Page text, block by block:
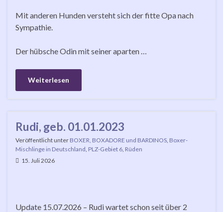
Mit anderen Hunden versteht sich der fitte Opa nach
Sympathie.
Der hübsche Odin mit seiner aparten …
Weiterlesen
Rudi, geb. 01.01.2023
Veröffentlicht unter BOXER, BOXADORE und BARDINOS Boxer-
Mischlinge in Deutschland PLZ-Gebiet 6 Rüden
15. Juli 2026
Update 15.07.2026 – Rudi wartet schon seit über 2